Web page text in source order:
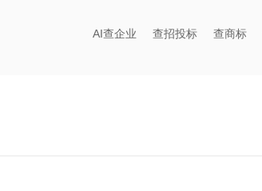
AI查企业 查招投标 查商标